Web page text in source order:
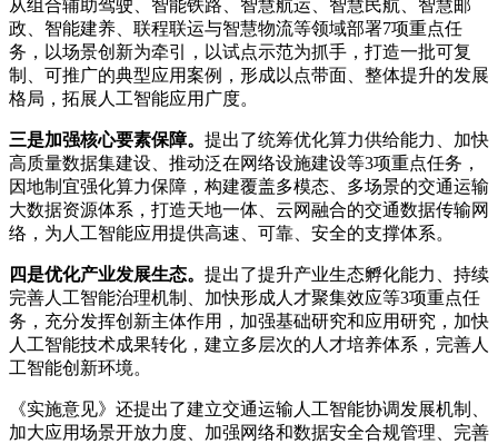
从组合辅助驾驶、智能铁路、智慧航运、智慧民航、智慧邮
政、智能建养、联程联运与智慧物流等领域部署7项重点任
务，以场景创新为牵引，以试点示范为抓手，打造一批可复
制、可推广的典型应用案例，形成以点带面、整体提升的发展
格局，拓展人工智能应用广度。
三是加强核心要素保障。 提出了统筹优化算力供给能力、加快
高质量数据集建设、推动泛在网络设施建设等3项重点任务，
因地制宜强化算力保障，构建覆盖多模态、多场景的交通运输
大数据资源体系，打造天地一体、云网融合的交通数据传输网
络，为人工智能应用提供高速、可靠、安全的支撑体系。
四是优化产业发展生态。 提出了提升产业生态孵化能力、持续
完善人工智能治理机制、加快形成人才聚集效应等3项重点任
务，充分发挥创新主体作用，加强基础研究和应用研究，加快
人工智能技术成果转化，建立多层次的人才培养体系，完善人
工智能创新环境。
《实施意见》还提出了建立交通运输人工智能协调发展机制、
加大应用场景开放力度、加强网络和数据安全合规管理、完善